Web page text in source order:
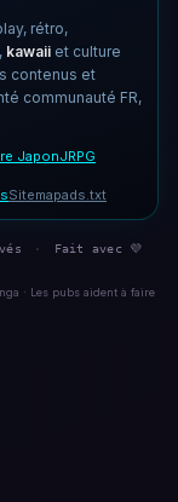
rétro,
kawaii et culture
contenus et
communauté FR,
JaponJRPG
Sitemapads.txt
·
Fait avec 💜
· Les pubs aident à faire